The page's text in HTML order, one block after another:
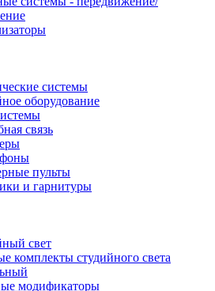
системы
оборудование
связь
пульты
и гарнитуры
свет
комплекты студийного света
модификаторы